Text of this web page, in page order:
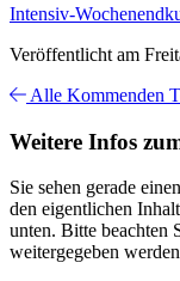
Intensiv-
Veröffentlicht am
Alle Kommenden
Weitere Infos
Sie sehen gerade
den eigentlichen
unten. Bitte beachten
weitergegeben